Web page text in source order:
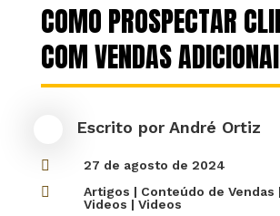
COMO PROSPECTAR
COM VENDAS
Escrito por André Ortiz
 27 de agosto de 2024
 Artigos | Conteúdo de Vendas |
Videos | Videos